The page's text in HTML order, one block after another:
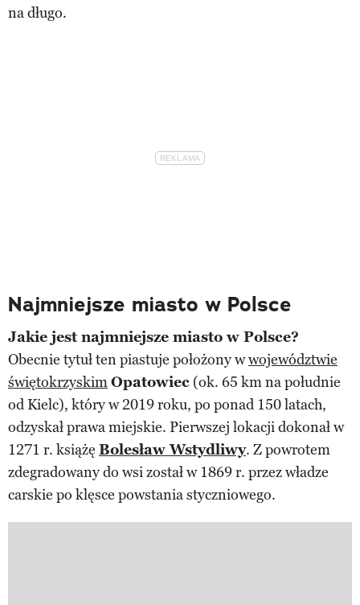
na długo.
Najmniejsze miasto w Polsce
Jakie jest najmniejsze miasto w Polsce?
Obecnie tytuł ten piastuje położony wwojewództwie
świętokrzyskimOpatowiec (ok. 65 km na południe
od Kielc), który w 2019 roku, po ponad 150 latach,
odzyskał prawa miejskie. Pierwszej lokacji dokonał w
1271 r. książę Bolesław Wstydliwy. Z powrotem
zdegradowany do wsi został w 1869 r. przez władze
carskie po klęsce powstania styczniowego.